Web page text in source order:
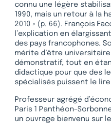
connu une légère
1990, mais un retour à la
2010 » (p. 66). François
l’explication en
des pays francophones.
mérite d’être
démonstratif, tout en
didactique pour que des
spécialisés puissent le
Professeur agrégé
Paris 1 Panthéon-
un ouvrage bienvenu sur